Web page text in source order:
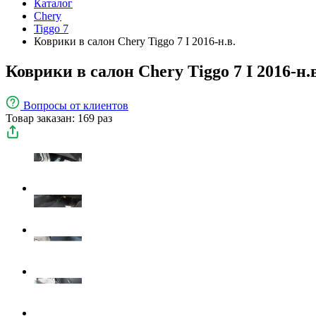
Каталог
Chery
Tiggo 7
Коврики в салон Chery Tiggo 7 I 2016-н.в.
Коврики в салон Chery Tiggo 7 I 2016-
Вопросы от клиентов
Товар заказан: 169 раз